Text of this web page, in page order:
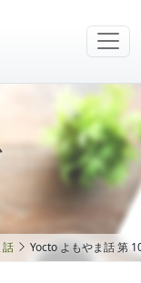
話 Yocto よもやま話 第